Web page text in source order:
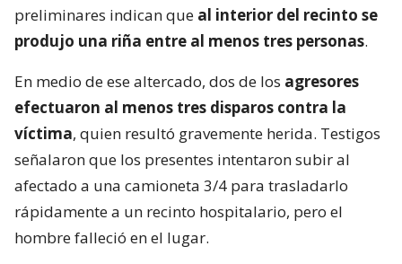
preliminares indican que al interior del recinto se
produjo una riña entre al menos tres personas.
En medio de ese altercado, dos de los agresores
efectuaron al menos tres disparos contra la
víctima, quien resultó gravemente herida. Testigos
señalaron que los presentes intentaron subir al
afectado a una camioneta 3/4 para trasladarlo
rápidamente a un recinto hospitalario, pero el
hombre falleció en el lugar.